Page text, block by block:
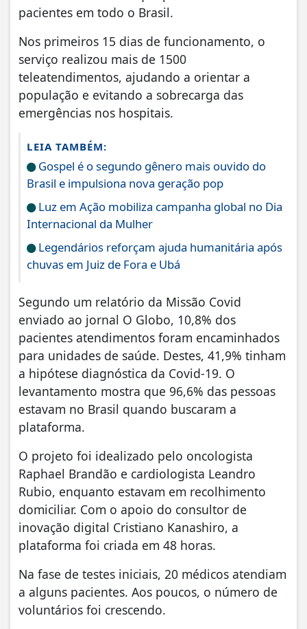
pacientes em todo o Brasil.
Nos primeiros 15 dias de funcionamento, o
serviço realizou mais de 1500
teleatendimentos, ajudando a orientar a
população e evitando a sobrecarga das
emergências nos hospitais.
LEIA TAMBÉM:
Gospel é o segundo gênero mais ouvido do
Brasil e impulsiona nova geração pop
Luz em Ação mobiliza campanha global no Dia
Internacional da Mulher
Legendários reforçam ajuda humanitária após
chuvas em Juiz de Fora e Ubá
Segundo um relatório da Missão Covid
enviado ao jornal O Globo, 10,8% dos
pacientes atendimentos foram encaminhados
para unidades de saúde. Destes, 41,9% tinham
a hipótese diagnóstica da Covid-19. O
levantamento mostra que 96,6% das pessoas
estavam no Brasil quando buscaram a
plataforma.
O projeto foi idealizado pelo oncologista
Raphael Brandão e cardiologista Leandro
Rubio, enquanto estavam em recolhimento
domiciliar. Com o apoio do consultor de
inovação digital Cristiano Kanashiro, a
plataforma foi criada em 48 horas.
Na fase de testes iniciais, 20 médicos atendiam
a alguns pacientes. Aos poucos, o número de
voluntários foi crescendo.